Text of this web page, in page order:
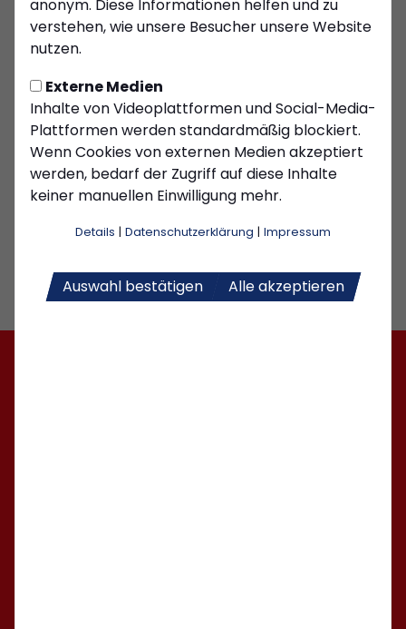
anonym. Diese Informationen helfen und zu
verstehen, wie unsere Besucher unsere Website
nutzen.
Externe Medien
Inhalte von Videoplattformen und Social-Media-
Plattformen werden standardmäßig blockiert.
Wenn Cookies von externen Medien akzeptiert
werden, bedarf der Zugriff auf diese Inhalte
keiner manuellen Einwilligung mehr.
Details | Datenschutzerklärung | Impressum
Auswahl bestätigen Alle akzeptieren
FRAUEN
Tag des
Kiersper SC
JUGEND
KSC-Jugend wächst
weiter in die Zukunft
03.07.2026